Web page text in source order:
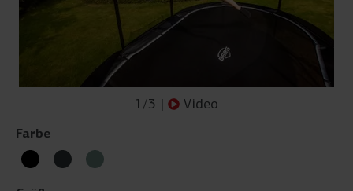
1 /3 | Video
Farbe